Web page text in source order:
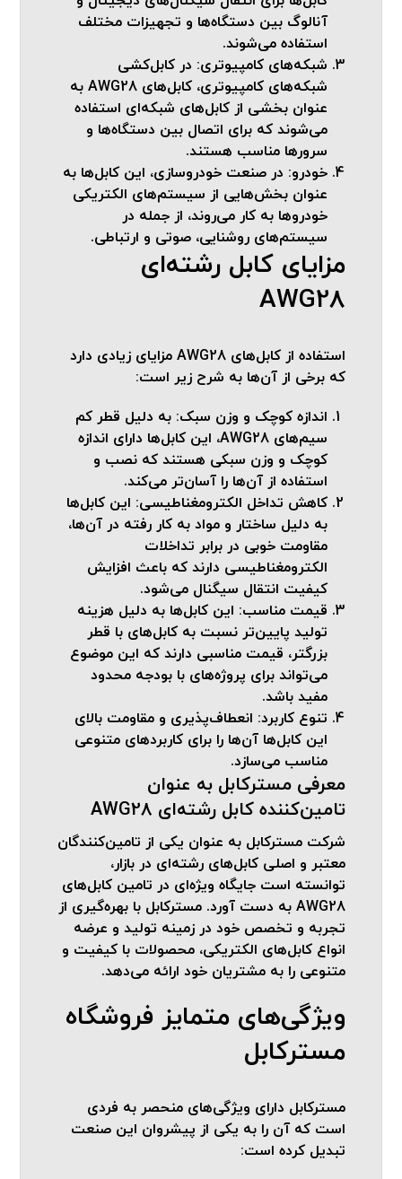
آنالوگ بین دستگاه‌ها و تجهیزات مختلف
استفاده می‌شوند.
شبکه‌های کامپیوتری: در کابل‌کشی
شبکه‌های کامپیوتری، کابل‌های AWG28 به
عنوان بخشی از کابل‌های شبکه‌ای استفاده
می‌شوند که برای اتصال بین دستگاه‌ها و
سرورها مناسب هستند.
خودرو: در صنعت خودروسازی، این کابل‌ها به
عنوان بخش‌هایی از سیستم‌های الکتریکی
خودروها به کار می‌روند، از جمله در
سیستم‌های روشنایی، صوتی و ارتباطی.
مزایای کابل رشته‌ای
AWG28
استفاده از کابل‌های AWG28 مزایای زیادی دارد
که برخی از آن‌ها به شرح زیر است:
اندازه کوچک و وزن سبک: به دلیل قطر کم
سیم‌های AWG28، این کابل‌ها دارای اندازه
کوچک و وزن سبکی هستند که نصب و
استفاده از آن‌ها را آسان‌تر می‌کند.
کاهش تداخل الکترومغناطیسی: این کابل‌ها
به دلیل ساختار و مواد به کار رفته در آن‌ها،
مقاومت خوبی در برابر تداخلات
الکترومغناطیسی دارند که باعث افزایش
کیفیت انتقال سیگنال می‌شود.
قیمت مناسب: این کابل‌ها به دلیل هزینه
تولید پایین‌تر نسبت به کابل‌های با قطر
بزرگتر، قیمت مناسبی دارند که این موضوع
می‌تواند برای پروژه‌های با بودجه محدود
مفید باشد.
تنوع کاربرد: انعطاف‌پذیری و مقاومت بالای
این کابل‌ها آن‌ها را برای کاربردهای متنوعی
مناسب می‌سازد.
معرفی مسترکابل به عنوان
تامین‌کننده کابل رشته‌ای AWG28
شرکت مسترکابل به عنوان یکی از تامین‌کنندگان
معتبر و اصلی کابل‌های رشته‌ای در بازار،
توانسته است جایگاه ویژه‌ای در تامین کابل‌های
AWG28 به دست آورد. مسترکابل با بهره‌گیری از
تجربه و تخصص خود در زمینه تولید و عرضه
انواع کابل‌های الکتریکی، محصولات با کیفیت و
متنوعی را به مشتریان خود ارائه می‌دهد.
ویژگی‌های متمایز فروشگاه
مسترکابل
مسترکابل دارای ویژگی‌های منحصر به فردی
است که آن را به یکی از پیشروان این صنعت
تبدیل کرده است: